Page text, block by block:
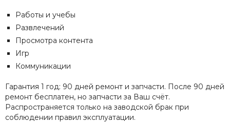
Работы и учебы
Развлечений
Просмотра контента
Игр
Коммуникации
Гарантия 1 год: 90 дней ремонт и запчасти. После 90 дней
ремонт бесплатен, но запчасти за Ваш счёт.
Распространяется только на заводской брак при
соблюдении правил эксплуатации.